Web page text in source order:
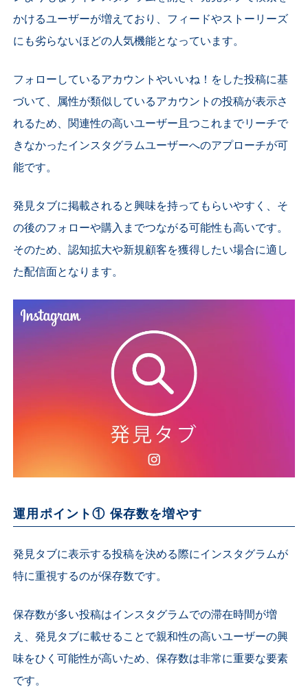
かけるユーザーが増えており、フィードやストーリーズ
にも劣らないほどの人気機能となっています。
フォローしているアカウントやいいね！をした投稿に基
づいて、属性が類似しているアカウントの投稿が表示さ
れるため、関連性の高いユーザー且つこれまでリーチで
きなかったインスタグラムユーザーへのアプローチが可
能です。
発見タブに掲載されると興味を持ってもらいやすく、そ
の後のフォローや購入までつながる可能性も高いです。
そのため、認知拡大や新規顧客を獲得したい場合に適し
た配信面となります。
運用ポイント① 保存数を増やす
発見タブに表示する投稿を決める際にインスタグラムが
特に重視するのが保存数です。
保存数が多い投稿はインスタグラムでの滞在時間が増
え、発見タブに載せることで親和性の高いユーザーの興
味をひく可能性が高いため、保存数は非常に重要な要素
です。